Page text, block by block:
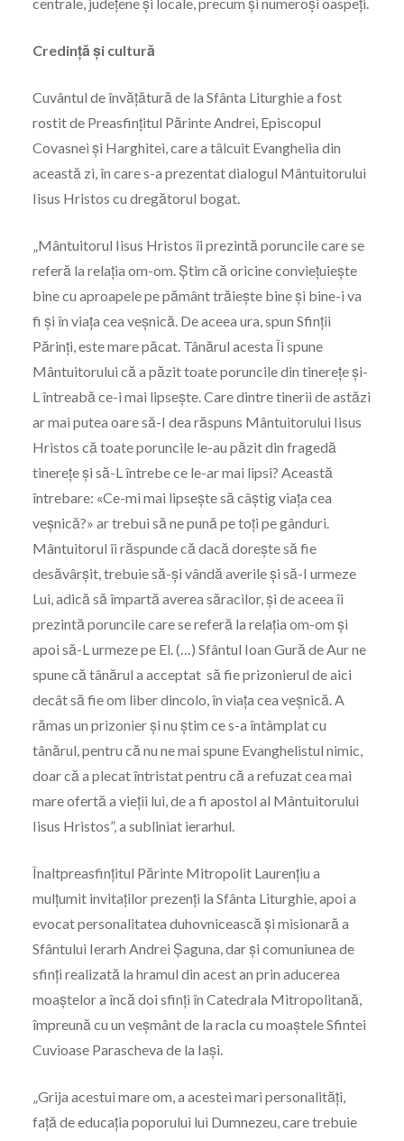
Credinţă şi cultură
Cuvântul de învăţătură de la Sfânta Liturghie a fost
rostit de Preasfinţitul Părinte Andrei, Episcopul
Covasnei și Harghitei, care a tâlcuit Evanghelia din
această zi, în care s-a prezentat dialogul Mântuitorului
Iisus Hristos cu dregătorul bogat.
„Mântuitorul Iisus Hristos îi prezintă poruncile care se
referă la relaţia om-om. Ştim că oricine convieţuieşte
bine cu aproapele pe pământ trăieşte bine şi bine-i va
fi şi în viaţa cea veşnică. De aceea ura, spun Sfinţii
Părinţi, este mare păcat. Tânărul acesta Îi spune
Mântuitorului că a păzit toate poruncile din tinereţe şi-
L întreabă ce-i mai lipseşte. Care dintre tinerii de astăzi
ar mai putea oare să-I dea răspuns Mântuitorului Iisus
Hristos că toate poruncile le-au păzit din fragedă
tinereţe şi să-L întrebe ce le-ar mai lipsi? Această
întrebare: «Ce-mi mai lipseşte să câştig viaţa cea
veşnică?» ar trebui să ne pună pe toţi pe gânduri.
Mântuitorul îi răspunde că dacă doreşte să fie
desăvârşit, trebuie să-şi vândă averile şi să-I urmeze
Lui, adică să împartă averea săracilor, şi de aceea îi
prezintă poruncile care se referă la relaţia om-om şi
apoi să-L urmeze pe El. (…) Sfântul Ioan Gură de Aur ne
spune că tânărul a acceptat să fie prizonierul de aici
decât să fie om liber dincolo, în viaţa cea veşnică. A
rămas un prizonier şi nu ştim ce s-a întâmplat cu
tânărul, pentru că nu ne mai spune Evanghelistul nimic,
doar că a plecat întristat pentru că a refuzat cea mai
mare ofertă a vieţii lui, de a fi apostol al Mântuitorului
Iisus Hristos”, a subliniat ierarhul.
Înaltpreasfinţitul Părinte Mitropolit Laurenţiu a
mulțumit invitaților prezenți la Sfânta Liturghie, apoi a
evocat personalitatea duhovnicească şi misionară a
Sfântului Ierarh Andrei Şaguna, dar şi comuniunea de
sfinţi realizată la hramul din acest an prin aducerea
moaştelor a încă doi sfinţi în Catedrala Mitropolitană,
împreună cu un veşmânt de la racla cu moaştele Sfintei
Cuvioase Parascheva de la Iaşi.
„Grija acestui mare om, a acestei mari personalităţi,
faţă de educaţia poporului lui Dumnezeu, care trebuie